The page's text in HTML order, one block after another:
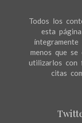
Todos los
esta
íntegramente
menos que se
utilizarlos con
citas